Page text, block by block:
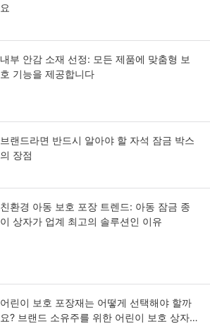
요
내부 안감 소재 선정: 모든 제품에 맞춤형 보
호 기능을 제공합니다
브랜드라면 반드시 알아야 할 자석 잠금 박스
의 장점
친환경 아동 보호 포장 트렌드: 아동 잠금 종
이 상자가 업계 최고의 솔루션인 이유
어린이 보호 포장재는 어떻게 선택해야 할까
요? 브랜드 소유주를 위한 어린이 보호 상자